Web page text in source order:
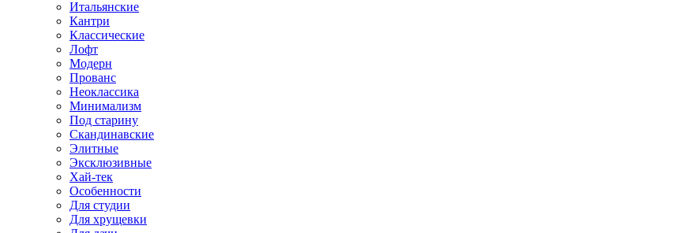
Итальянские
Кантри
Классические
Лофт
Модерн
Прованс
Неоклассика
Минимализм
Под старину
Скандинавские
Элитные
Эксклюзивные
Хай-тек
Особенности
Для студии
Для хрущевки